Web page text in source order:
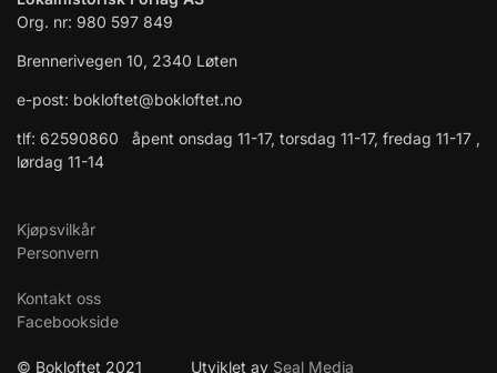
Org. nr: 980 597 849
Brennerivegen 10, 2340 Løten
e-post: bokloftet@bokloftet.no
tlf: 62590860 åpent onsdag 11-17, torsdag 11-17, fredag 11-17 ,
lørdag 11-14
Kjøpsvilkår
Personvern
Kontakt oss
Facebookside
© Bokloftet 2021 Utviklet av Seal Media